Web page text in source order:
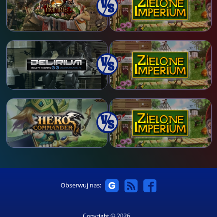
Obserwuj nas: